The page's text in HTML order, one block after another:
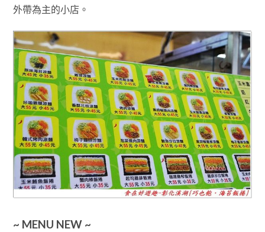
外帶為主的小店 。
~ MENU NEW ~